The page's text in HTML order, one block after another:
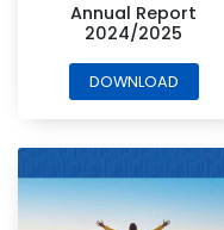
Annual Report
2024/2025
DOWNLOAD